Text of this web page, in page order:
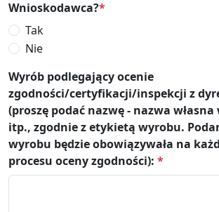
Wnioskodawca?*
Tak
Nie
Wyrób podlegający ocenie
zgodności/certyfikacji/inspekcji z
(proszę podać nazwę - nazwa
itp., zgodnie z etykietą wyrobu.
wyrobu będzie obowiązywała na
procesu oceny zgodności): *